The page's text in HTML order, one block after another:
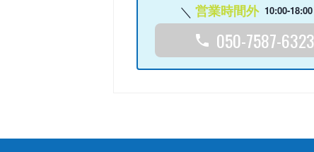
営業時間外 10:00-18:00
050-7587-6323